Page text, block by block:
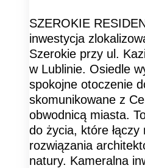
SZEROKIE
inwestycja
Szerokie przy ul.
w Lublinie. Osiedle
spokojne otoczenie
skomunikowane z
obwodnicą miasta.
do życia, które łączy
rozwiązania
natury. Kameralna